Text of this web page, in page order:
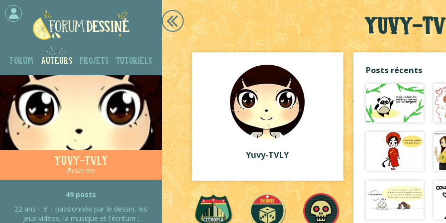
Forum Auteurs Projets Tutoriels
Yuvy-TVLY
@yuvy-tvly
49 posts
22 ans - ♉ - passionnée par le dessin, les
jeux vidéos, la musique et l'écriture ;
Yuvy-
Yuvy-TVLY
Posts récents